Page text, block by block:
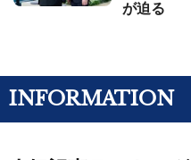
が迫る
INFORMATION